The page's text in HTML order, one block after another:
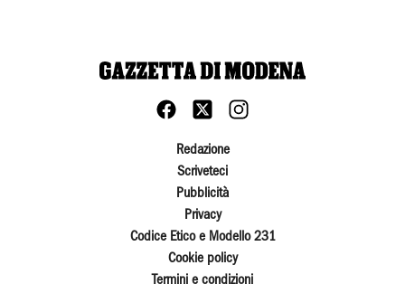
Redazione
Scriveteci
Pubblicità
Privacy
Codice Etico e Modello 231
Cookie policy
Termini e condizioni